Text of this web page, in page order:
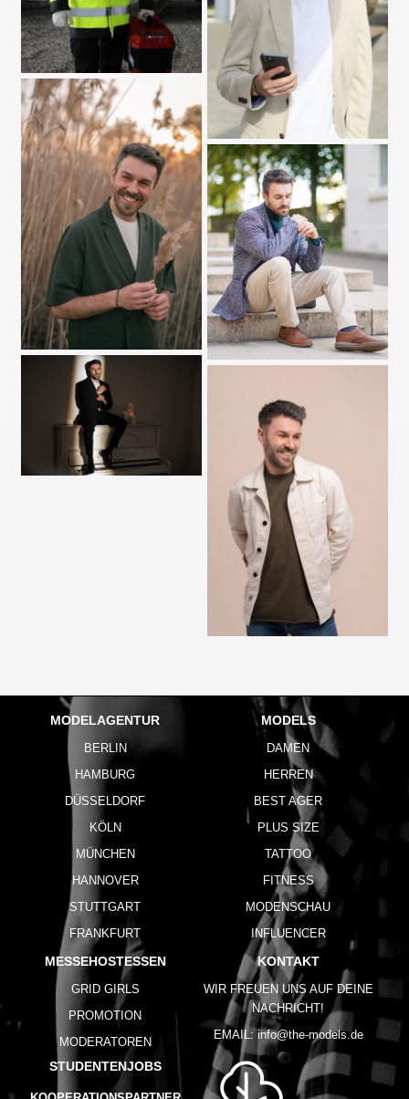
MODELAGENTUR
BERLIN
HAMBURG
DÜSSELDORF
KÖLN
MÜNCHEN
HANNOVER
STUTTGART
FRANKFURT
MODELS
DAMEN
HERREN
BEST AGER
PLUS SIZE
TATTOO
FITNESS
MODENSCHAU
INFLUENCER
MESSEHOSTESSEN
GRID GIRLS
PROMOTION
MODERATOREN
STUDENTENJOBS
KONTAKT
WIR FREUEN UNS AUF DEINE
NACHRICHT!
EMAIL: info@the-models.de